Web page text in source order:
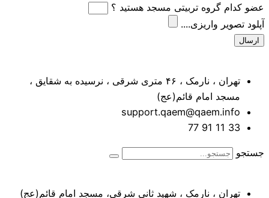
عضو کدام گروه تربیتی مسجد هستید ؟
آپلود تصویر واریزی....
ارسال
تهران ، نارمک ، ۴۶ متری شرقی ، نرسیده به شقایق ،
مسجد امام قائم(عج)
support.qaem@qaem.info
33 11 91 77
جستجو
تهران ، نارمک ، شهید ثانی شرقی، مسجد امام قائم(عج)